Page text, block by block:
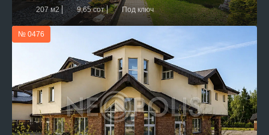
207 м2
9,65 сот Под ключ
№ 0476